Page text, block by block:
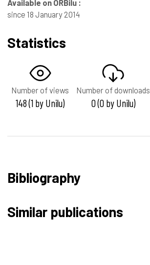
Available on ORBilu :
since 18 January 2014
Statistics
Number of views
148 (1 by Unilu)
Number of downloads
0 (0 by Unilu)
Bibliography
Similar publications